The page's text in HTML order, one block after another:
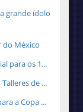
grande ídolo
do México
para os 1...
de ...
a Copa ...